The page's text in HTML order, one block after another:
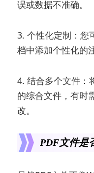
误或数据不准确。
3. 个性化定制：您
档中添加个性化的
4. 结合多个文件：
的综合文件，有时
改。
PDF文件是